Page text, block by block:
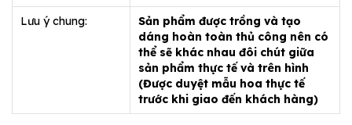
Lưu ý chung:
Sản phẩm được trồng và tạo
dáng hoàn toàn thủ công nên có
thể sẽ khác nhau đôi chút giữa
sản phẩm thực tế và trên hình
(Được duyệt mẫu hoa thực tế
trước khi giao đến khách hàng)